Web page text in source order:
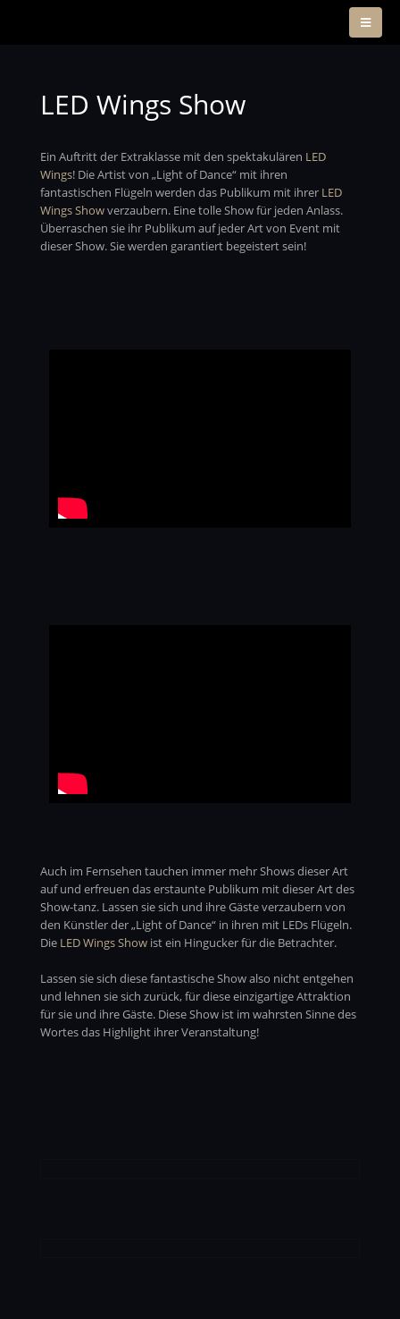
LED Wings Show
Ein Auftritt der Extraklasse mit den spektakulären LED
Wings! Die Artist von „Light of Dance“ mit ihren
fantastischen Flügeln werden das Publikum mit ihrer LED
Wings Showverzaubern. Eine tolle Show für jeden Anlass.
Überraschen sie ihr Publikum auf jeder Art von Event mit
dieser Show. Sie werden garantiert begeistert sein!
Auch im Fernsehen tauchen immer mehr Shows dieser Art
auf und erfreuen das erstaunte Publikum mit dieser Art des
Show-tanz. Lassen sie sich und ihre Gäste verzaubern von
den Künstler der „Light of Dance“ in ihren mit LEDs Flügeln.
Die LED Wings Show ist ein Hingucker für die Betrachter.
Lassen sie sich diese fantastische Show also nicht entgehen
und lehnen sie sich zurück, für diese einzigartige Attraktion
für sie und ihre Gäste. Diese Show ist im wahrsten Sinne des
Wortes das Highlight ihrer Veranstaltung!